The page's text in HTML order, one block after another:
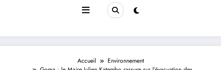
Accueil
Environnement